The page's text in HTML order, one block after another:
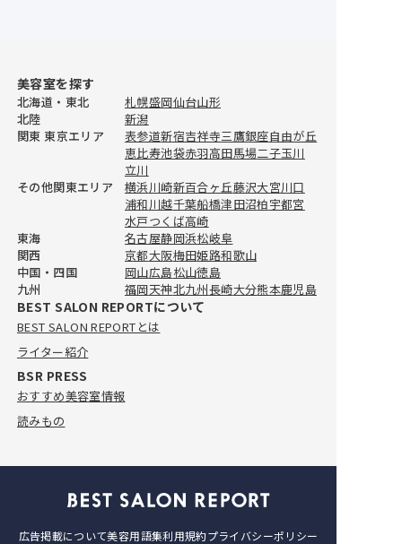
おすすめ美容室情報
【完全取材】長崎でヘッドスパが
おすすめの美容室10軒！
2026.1.7
おすすめ美容室情報
【完全取材】長崎でメンズがおす
すめの美容室10選！
2025.8.20
美容室を探す
北海道・東北 札幌盛岡仙台山形
北陸
新潟
関東 東京エリア
表参道新宿吉祥寺三鷹銀座自由が丘
恵比寿池袋赤羽高田馬場二子玉川
立川
その他関東エリア
横浜川崎新百合ヶ丘藤沢大宮川口
浦和川越千葉船橋津田沼柏宇都宮
水戸つくば高崎
東海
名古屋静岡浜松岐阜
関西
京都大阪梅田姫路和歌山
中国・四国
岡山広島松山徳島
九州
福岡天神北九州長崎大分熊本鹿児島
BEST SALON REPORTについて
BEST SALON REPORTとは
ライター紹介
BSR PRESS
おすすめ美容室情報
読みもの
広告掲載について美容用語集利用規約プライバシーポリシー